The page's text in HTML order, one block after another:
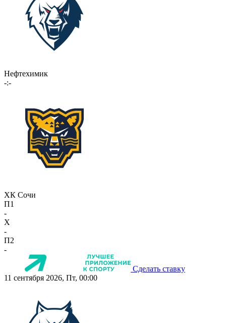
Нефтехимик
-:-
ХК Сочи
П1
-
X
-
П2
-
Сделать ставку
11 сентября 2026, Пт, 00:00